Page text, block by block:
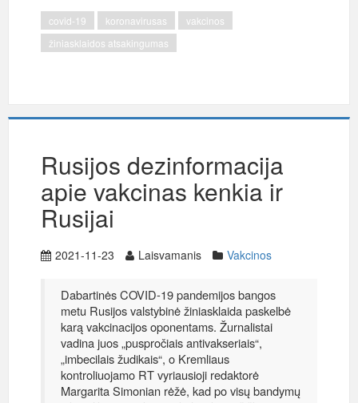
covid-19 koronavirusas
vakcinos
žiniasklaidos atsakingumas
Rusijos dezinformacija
apie vakcinas kenkia ir
Rusijai
2021-11-23 Laisvamanis Vakcinos
Dabartinės COVID-19 pandemijos bangos
metu Rusijos valstybinė žiniasklaida paskelbė
karą vakcinacijos oponentams. Žurnalistai
vadina juos „puspročiais antivakseriais“,
„imbecilais žudikais“, o Kremliaus
kontroliuojamo RT vyriausioji redaktorė
Margarita Simonian rėžė, kad po visų bandymų